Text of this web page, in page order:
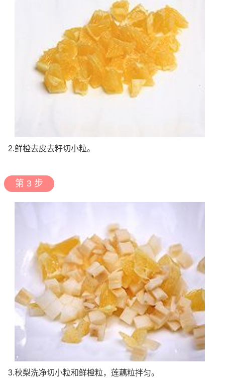
2.鲜橙去皮去籽切小粒。
第 3 步
3.秋梨洗净切小粒和鲜橙粒，莲藕粒拌匀。